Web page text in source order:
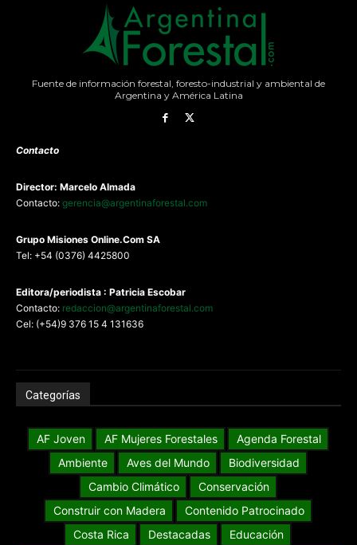
Fuente de información forestal, foresto-industrial y ambiental de
Argentina y América Latina
Contacto
Director: Marcelo Almada
Contacto: gerencia@argentinaforestal.com
Grupo Misiones Online.Com SA
Tel: +54 (0376) 4425800
Editora/periodista : Patricia Escobar
Contacto: redaccion@argentinaforestal.com
Cel: (+54)9 376 15 4 131636
Categorías
AF Joven AF Mujeres Forestales
Agenda Forestal
Ambiente
Aves del Mundo
Biodiversidad
Cambio Climático
Conservación
Construir con Madera
Contenido Patrocinado
Costa Rica
Destacadas
Educación